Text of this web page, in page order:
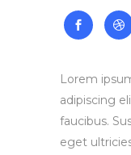
Lorem
adipiscing
faucibus.
eget